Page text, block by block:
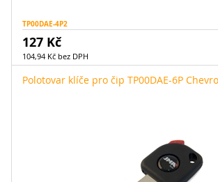
TP00DAE-4P2
127 Kč
104,94 Kč bez DPH
Polotovar klíče pro čip TP00DAE-6P